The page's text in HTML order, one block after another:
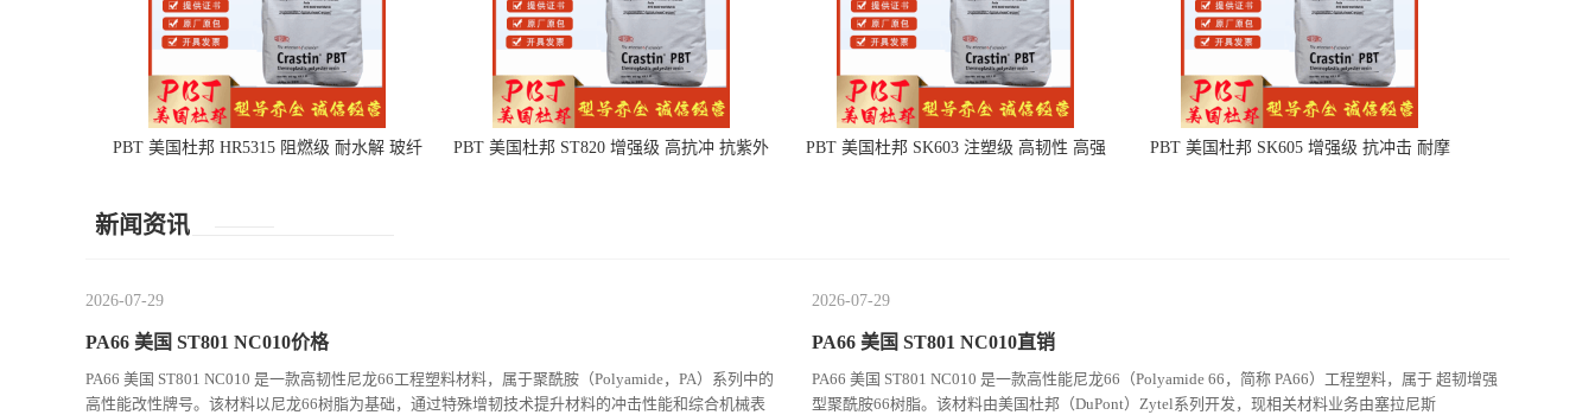
PBT 美国杜邦 HR5315 阻燃级 耐水解 玻纤
PBT 美国杜邦 ST820 增强级 高抗冲 抗紫外
PBT 美国杜邦 SK603 注塑级 高韧性 高强
PBT 美国杜邦 SK605 增强级 抗冲击 耐摩
新闻资讯
2026-07-29
PA66 美国 ST801 NC010价格
PA66 美国 ST801 NC010 是一款高韧性尼龙66工程塑料材料，属于聚酰胺（Polyamide，PA）系列中的
高性能改性牌号。该材料以尼龙66树脂为基础，通过特殊增韧技术提升材料的冲击性能和综合机械表
2026-07-29
PA66 美国 ST801 NC010直销
PA66 美国 ST801 NC010 是一款高性能尼龙66（Polyamide 66，简称 PA66）工程塑料，属于 超韧增强
型聚酰胺66树脂。该材料由美国杜邦（DuPont）Zytel系列开发，现相关材料业务由塞拉尼斯